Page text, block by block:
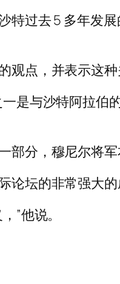
特过去 5 多年发
点，并表示这种
是与沙特阿拉
分，穆尼尔将军
坛的非常强大
”他说。